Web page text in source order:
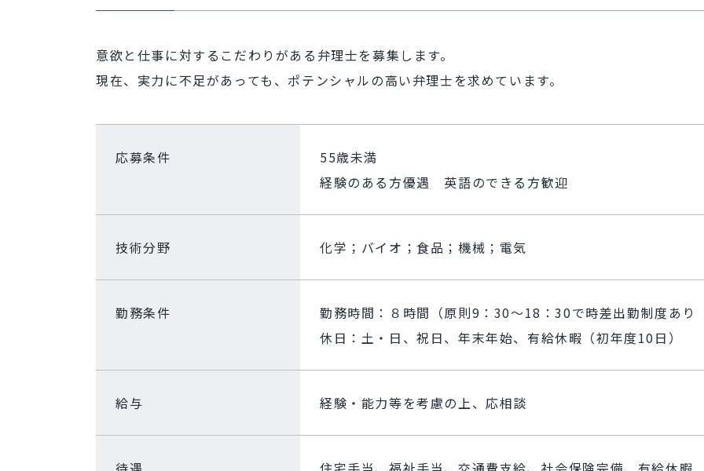
意欲と仕事に対するこだわりがある弁理士を募集します。
現在、実力に不足があっても、ポテンシャルの高い弁理士を求めています。
応募条件
55歳未満
経験のある方優遇 英語のできる方歓迎
技術分野 化学；バイオ；食品；機械；電気
勤務条件
勤務時間：８時間（原則9：30～18：30で時差出勤制度あり
休日：土・日、祝日、年末年始、有給休暇（初年度10日）
給与 経験・能力等を考慮の上、応相談